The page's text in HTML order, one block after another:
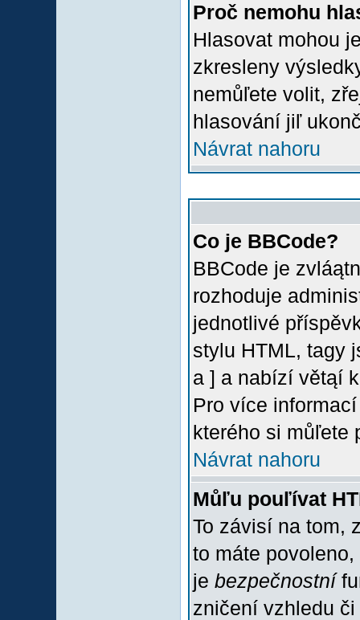
Proč nemohu
Hlasovat mohou
zkresleny
nemůľete volit,
hlasování jiľ
Návrat nahoru
Co je BBCode?
BBCode je
rozhoduje
jednotlivé
stylu HTML, tagy
a ] a nabízí větąí
Pro více
kterého si můľete
Návrat nahoru
Můľu pouľívat
To závisí na tom,
to máte
je bezpečnostní
zničení vzhledu